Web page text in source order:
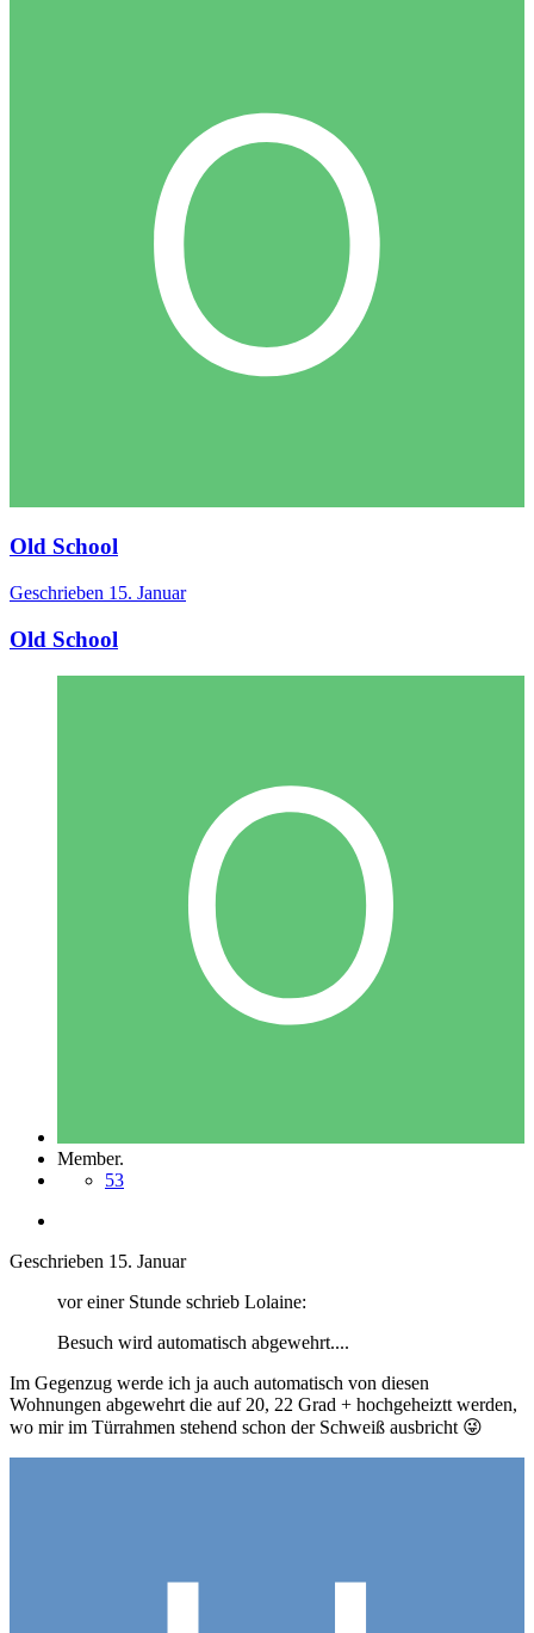
Old School
Geschrieben 15. Januar
Old School
Member.
53
Geschrieben 15. Januar
vor einer Stunde schrieb Lolaine:
Besuch wird automatisch abgewehrt....
Im Gegenzug werde ich ja auch automatisch von diesen
Wohnungen abgewehrt die auf 20, 22 Grad + hochgeheiztt werden,
wo mir im Türrahmen stehend schon der Schweiß ausbricht 😜